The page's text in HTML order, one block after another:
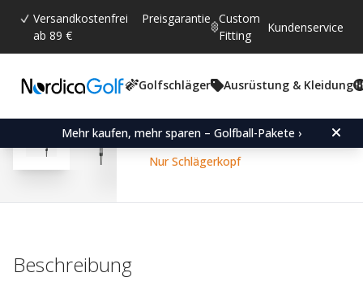
Versandkostenfrei
ab 89 €
Preisgarantie Custom
Fitting
Kundenservice
Golfschläger Ausrüstung & Kleidung
Mehr kaufen, mehr sparen – Golfball-Pakete ›
Durchschnittliche
4.6 (abgegebene bewertungen:
184)
Acer XDS Hybrid Iron
Nur Schlägerkopf
Beschreibung